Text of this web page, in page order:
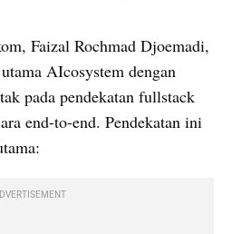
Faizal Rochmad Djoemadi,
AIcosystem dengan
pada pendekatan fullstack
end-to-end. Pendekatan ini